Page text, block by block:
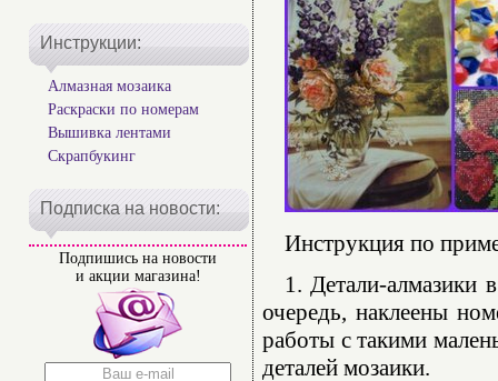
Инструкции:
Алмазная мозаика
Раскраски по номерам
Вышивка лентами
Скрапбукинг
Подписка на новости:
Подпишись на новости
и акции магазина!
Инструкция по
1. Детали-алмазики
очередь, наклеены
работы с такими
деталей мозаики.